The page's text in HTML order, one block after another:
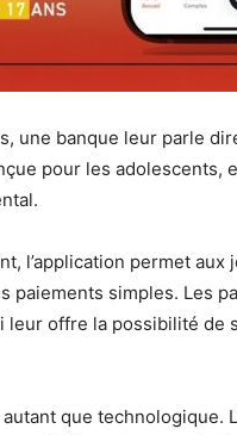
une banque leur parle
pour les adolescents,
l’application permet
simples. Les
leur offre la possibilité de
que technologique.